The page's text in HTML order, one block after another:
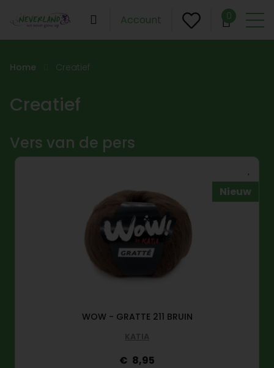
Account 0
Home Creatief
Creatief
Vers van de pers
Nieuw
WOW - GRATTE 211 BRUIN
KATIA
8,95